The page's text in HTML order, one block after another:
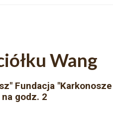
Wang
Fundacja
godz. 2